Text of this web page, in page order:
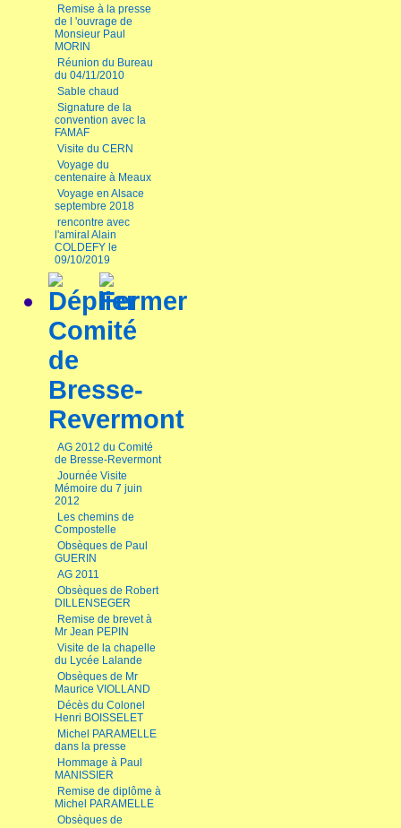
Remise à la presse
de l 'ouvrage de
Monsieur Paul
MORIN
Réunion du Bureau
du 04/11/2010
Sable chaud
Signature de la
convention avec la
FAMAF
Visite du CERN
Voyage du
centenaire à Meaux
Voyage en Alsace
septembre 2018
rencontre avec
l'amiral Alain
COLDEFY le
09/10/2019
Comité
de
Bresse-
Revermont
AG 2012 du Comité
de Bresse-Revermont
Journée Visite
Mémoire du 7 juin
2012
Les chemins de
Compostelle
Obsèques de Paul
GUERIN
AG 2011
Obsèques de Robert
DILLENSEGER
Remise de brevet à
Mr Jean PEPIN
Visite de la chapelle
du Lycée Lalande
Obsèques de Mr
Maurice VIOLLAND
Décès du Colonel
Henri BOISSELET
Michel PARAMELLE
dans la presse
Hommage à Paul
MANISSIER
Remise de diplôme à
Michel PARAMELLE
Obsèques de